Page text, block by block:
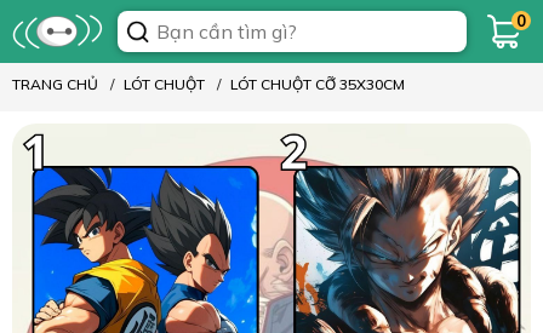
0
TRANG CHỦ LÓT CHUỘT LÓT CHUỘT CỠ 35X30CM